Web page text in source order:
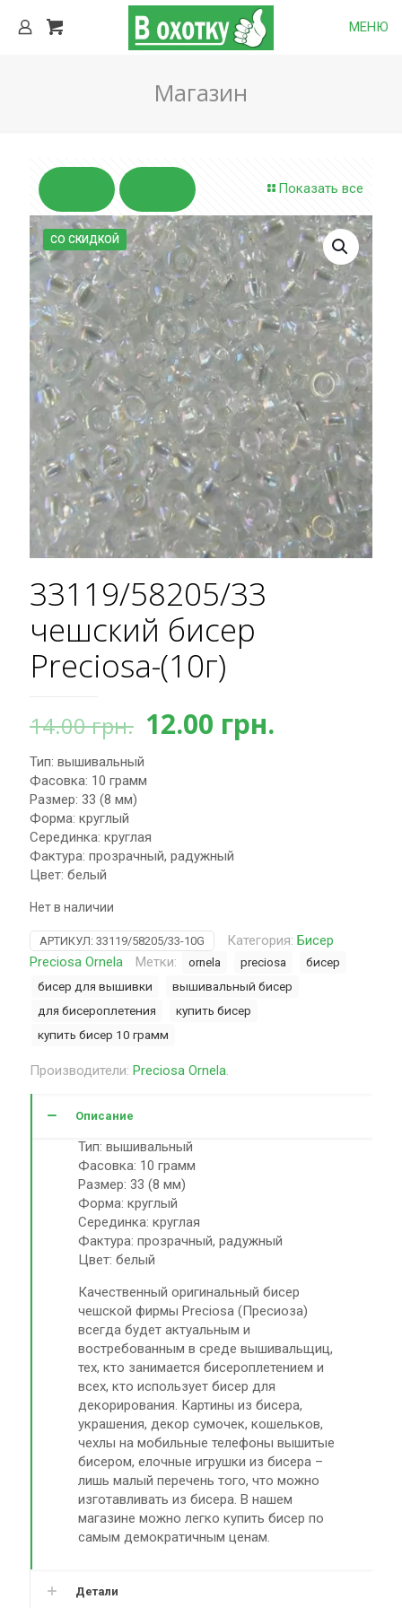
МЕНЮ
Магазин
Показать все
СО СКИДКОЙ
33119/58205/33
чешский бисер
Preciosa-(10г)
14.00грн. Первоначальная
составляла
12.00 грн.
Тип: вышивальный
Фасовка: 10 грамм
Размер: 33 (8 мм)
Форма: круглый
Серединка: круглая
Фактура: прозрачный, радужный
Цвет: белый
Нет в наличии
АРТИКУЛ: 33119/58205/33-10G Категория: Бисер
Preciosa Ornela
Метки: ornela preciosa
бисер
бисер для вышивки
вышивальный бисер
для бисероплетения
купить бисер
купить бисер 10 грамм
Производители: Preciosa Ornela.
Описание
Тип: вышивальный
Фасовка: 10 грамм
Размер: 33 (8 мм)
Форма: круглый
Серединка: круглая
Фактура: прозрачный, радужный
Цвет: белый
Качественный оригинальный бисер
чешской фирмы Preciosa (Пресиоза)
всегда будет актуальным и
востребованным в среде вышивальщиц,
тех, кто занимается бисероплетением и
всех, кто использует бисер для
декорирования. Картины из бисера,
украшения, декор сумочек, кошельков,
чехлы на мобильные телефоны вышитые
бисером, елочные игрушки из бисера –
лишь малый перечень того, что можно
изготавливать из бисера. В нашем
магазине можно легко купить бисер по
самым демократичным ценам.
Детали